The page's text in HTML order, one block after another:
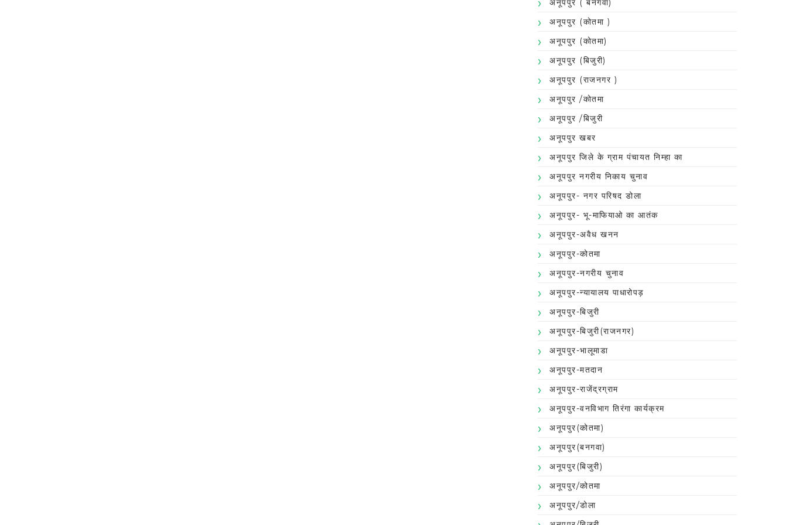
अनूपपुर ( बनगवा)
अनूपपुर (कोतमा )
अनूपपुर (कोतमा)
अनूपपुर (बिजुरी)
अनूपपुर (राजनगर )
अनूपपुर /कोतमा
अनूपपुर /बिजुरी
अनूपपुर खबर
अनूपपुर जिले के ग्राम पंचायत निम्हा का
अनूपपुर नगरीय निकाय चुनाव
अनूपपुर- नगर परिषद डोला
अनूपपुर- भू-माफियाओ का आतंक
अनूपपुर-अवैध खनन
अनूपपुर-कोतमा
अनूपपुर-नगरीय चुनाव
अनूपपुर-न्यायालय पाधारोपड़
अनूपपुर-बिजुरी
अनूपपुर-बिजुरी(राजनगर)
अनूपपुर-भालूमाडा
अनूपपुर-मतदान
अनूपपुर-राजेंद्रग्राम
अनूपपुर-वनविभाग तिरंगा कार्यक्रम
अनूपपुर(कोतमा)
अनूपपुर(बनगवा)
अनूपपुर(बिजुरी)
अनूपपुर/कोतमा
अनूपपुर/डोला